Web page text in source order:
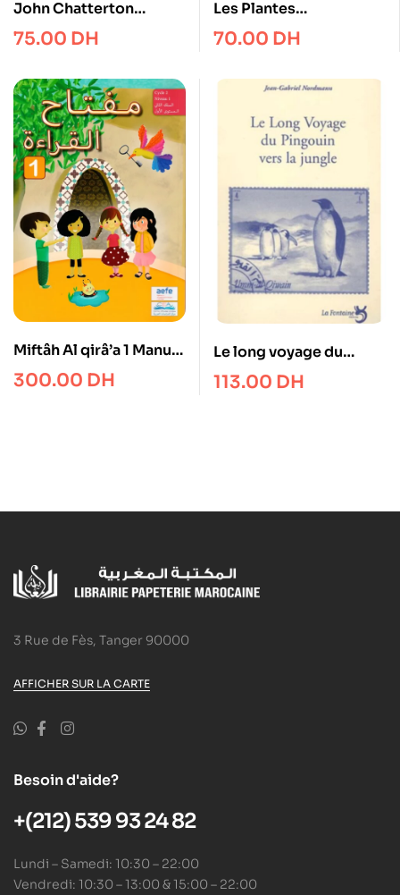
John Chatterton
détective
75.00 DH
Les Plantes
Documentaire Niveau 1
70.00 DH
Miftâh Al qirâ’a 1 Manuel
avec CD Cahier
D’activités
300.00 DH
Le long voyage du
pingouin vers la jungle
113.00 DH
3 Rue de Fès, Tanger 90000
AFFICHER SUR LA CARTE
Besoin d'aide?
+(212) 539 93 24 82
Lundi – Samedi: 10:30 – 22:00
Vendredi: 10:30 – 13:00 & 15:00 – 22:00